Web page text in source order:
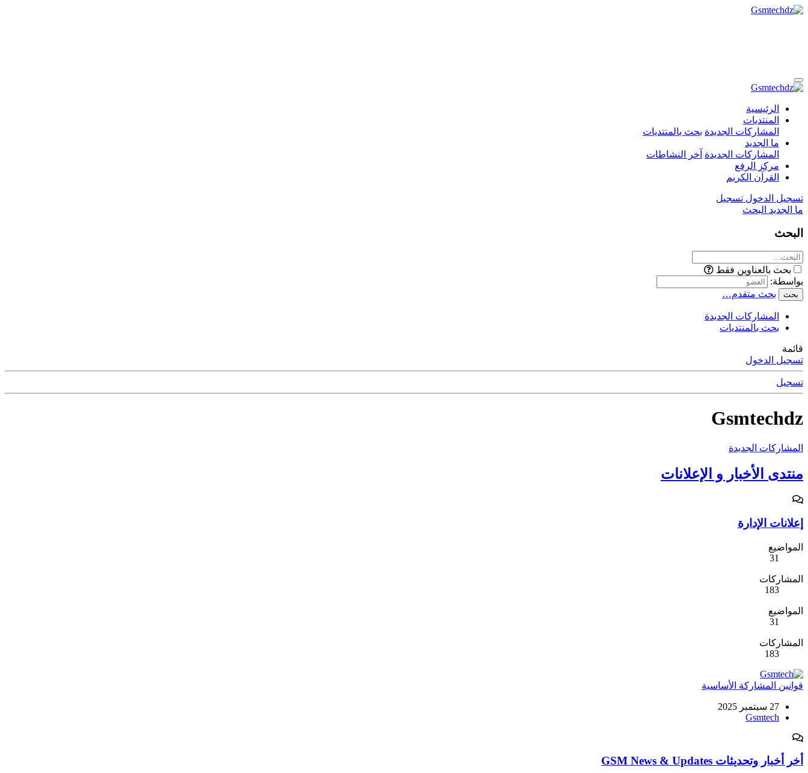
الرئيسية
المنتديات
المشاركات الجديدة بحث بالمنتديات
ما الجديد
المشاركات الجديدة آخر النشاطات
مركز الرفع
القرآن الكريم
تسجيل الدخول تسجيل
ما الجديد البحث
البحث
بحث بالعناوين فقط
بواسطة:
بحث بحث متقدم…
المشاركات الجديدة
بحث بالمنتديات
قائمة
تسجيل الدخول
تسجيل
Gsmtechdz
المشاركات الجديدة
منتدى الأخبار و الإعلانات
إعلانات الإدارة
المواضيع
31
المشاركات
183
المواضيع
31
المشاركات
183
قوانين المشاركة الأساسية
27 سبتمبر 2025
Gsmtech
أخر أخبار وتحديثات GSM News & Updates